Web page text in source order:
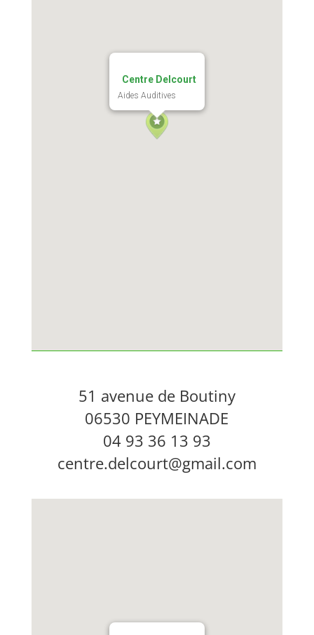
Centre Delcourt
Aides Auditives
51 avenue de Boutiny
06530 PEYMEINADE
04 93 36 13 93
centre.delcourt@gmail.com